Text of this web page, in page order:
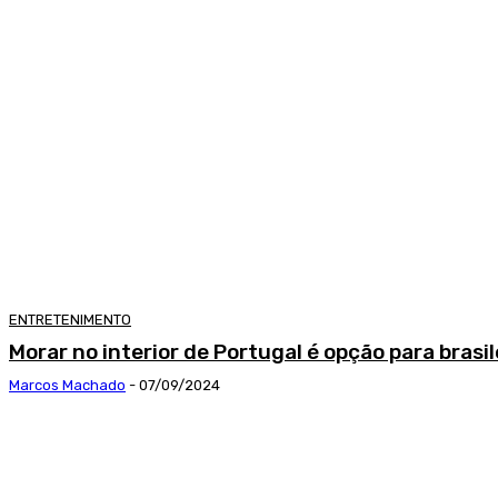
ENTRETENIMENTO
Morar no interior de Portugal é opção para
Marcos Machado - 07/09/2024